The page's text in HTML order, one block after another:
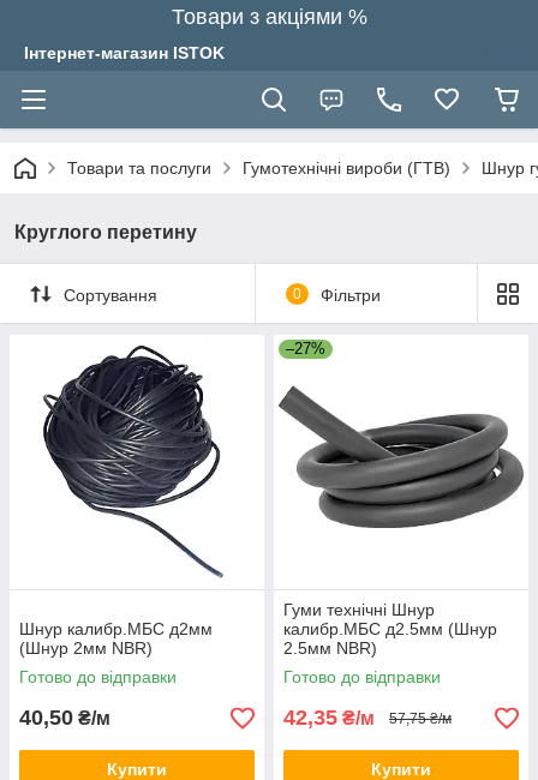
Товари з акціями %
Інтернет-магазин ISTOK
Товари та послуги Гумотехнічні вироби (ГТВ) Шнур
Круглого перетину
Сортування 0 Фільтри
Шнур калибр.МБС д2мм
(Шнур 2мм NBR)
Готово до відправки
40,50 ₴/м
Купити
–27%
Гуми технічні Шнур
калибр.МБС д2.5мм (Шнур
2.5мм NBR)
Готово до відправки
42,35 ₴/м 57,75 ₴/м
Купити